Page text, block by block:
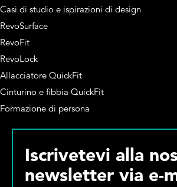
Casi di studio e ispirazioni di design
RevoSurface
RevoFit
RevoLock
Allacciatore QuickFit
Cinturino e fibbia QuickFit
Formazione di persona
Iscrivetevi alla
newsletter via e-